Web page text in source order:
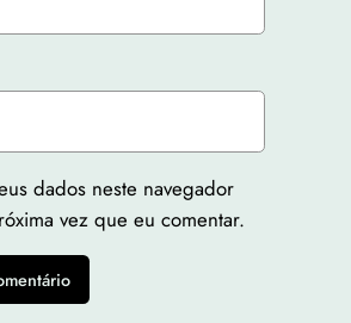
dados neste navegador
vez que eu comentar.